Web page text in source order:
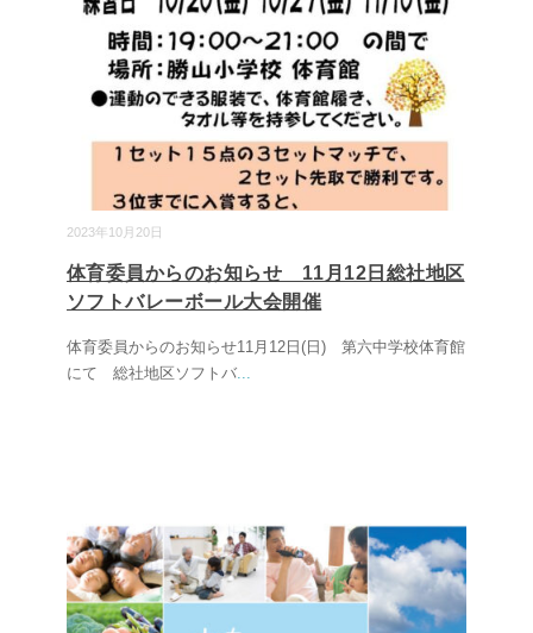
2023年10月20日
体育委員からのお知らせ 11月12日総社地区
ソフトバレーボール大会開催
体育委員からのお知らせ11月12日(日) 第六中学校体育館
にて 総社地区ソフトバ